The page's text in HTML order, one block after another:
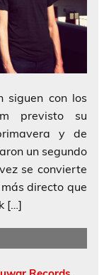
con los
previsto su
y de
un segundo
se convierte
directo que
[…]